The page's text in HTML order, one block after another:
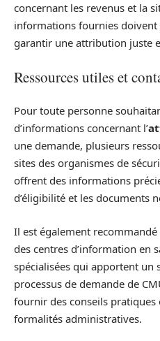
concernant les revenus et la
informations fournies
garantir une attribution juste
Ressources utiles et
Pour toute personne
d’informations concernant l’
une demande, plusieurs
sites des organismes de
offrent des informations
d’éligibilité et les documents
Il est également
des centres d’information en
spécialisées qui apportent un
processus de demande de
fournir des conseils pratiques
formalités administratives.